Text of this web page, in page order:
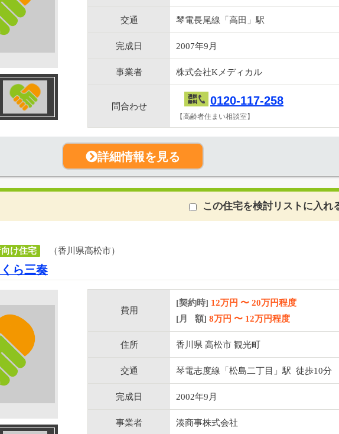
交通 琴電長尾線「高田」駅
完成日 2007年9月
事業者 株式会社Kメディカル
問合わせ 0120-117-258
【高齢者住まい相談室】
詳細情報を見る
この住宅を検討リストに入れ
け住宅 （香川県高松市）
ら三奏
費用
[契約時] 12万円 〜 20万円程度
[月 額] 8万円 〜 12万円程度
住所 香川県 高松市 観光町
交通 琴電志度線「松島二丁目」駅 徒歩10分
完成日 2002年9月
事業者 湊商事株式会社